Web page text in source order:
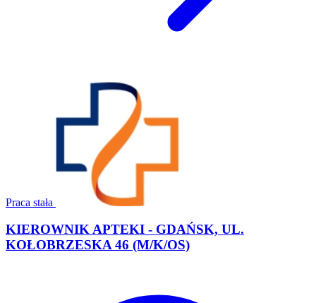
Praca stała
KIEROWNIK APTEKI - GDAŃSK, UL.
KOŁOBRZESKA 46 (M/K/OS)